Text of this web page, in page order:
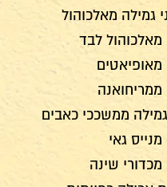
גמילה מאלכוהול
מאלכוהול לבד
מאופיאטים
ממריחואנה
ממשככי כאבים
גאי
מכדורי שינה